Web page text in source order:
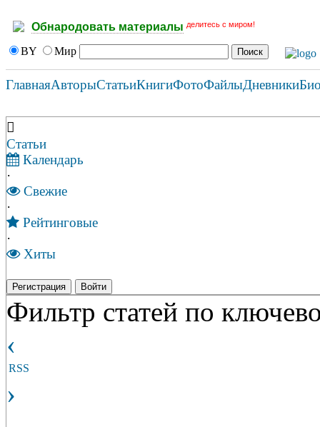
Обнародовать материалы делитесь с миром!
BY Мир
ГлавнаяАвторыСтатьиКнигиФотоФайлыДневники
Статьи
Календарь
·
Свежие
·
Рейтинговые
·
Хиты
Регистрация Войти
Фильтр статей по
‹
RSS
›